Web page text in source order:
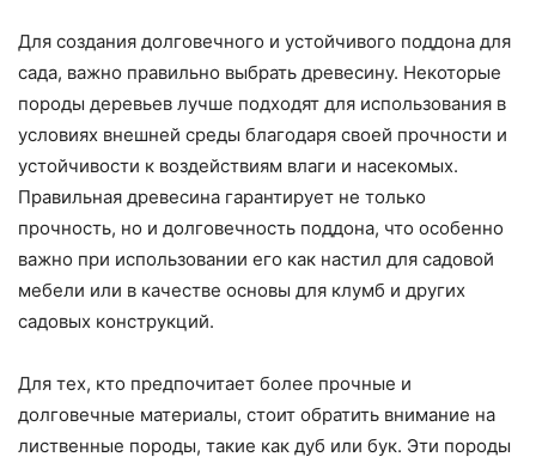
Для создания долговечного и устойчивого поддона для
сада, важно правильно выбрать древесину. Некоторые
породы деревьев лучше подходят для использования в
условиях внешней среды благодаря своей прочности и
устойчивости к воздействиям влаги и насекомых.
Правильная древесина гарантирует не только
прочность, но и долговечность поддона, что особенно
важно при использовании его как настил для садовой
мебели или в качестве основы для клумб и других
садовых конструкций.
Для тех, кто предпочитает более прочные и
долговечные материалы, стоит обратить внимание на
лиственные породы, такие как дуб или бук. Эти породы